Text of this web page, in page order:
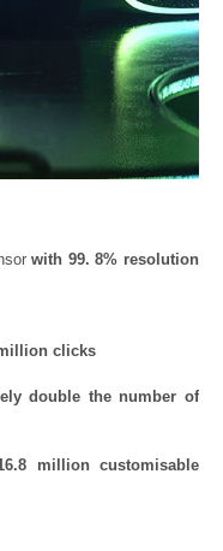
with 99.8% resolution
clicks
double the number of
million customisable